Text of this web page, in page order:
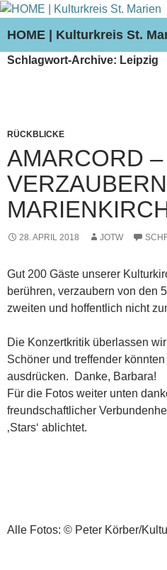
HOME | Kulturkreis St.
INHALT
Schlagwort-Archive: Leipzig
RÜCKBLICKE
AMARCORD
28. APRIL 2018 JOTW
Gut 200 Gäste unserer
berühren, verzaubern von den
zweiten und hoffentlich nicht
Die Konzertkritik überlassen
Schöner und treffender
ausdrücken. Danke, Barbara!
Für die Fotos weiter unten
freundschaftlicher
‚Stars‘ ablichtet.
Alle Fotos: © Peter Körber/